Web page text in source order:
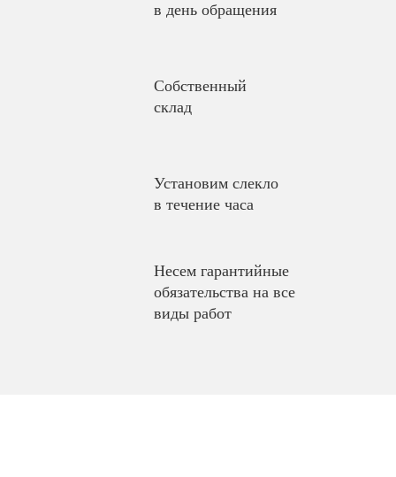
в день обращения
Собственный
склад
Установим слекло
в течение часа
Несем гарантийные
обязательства на все
виды работ